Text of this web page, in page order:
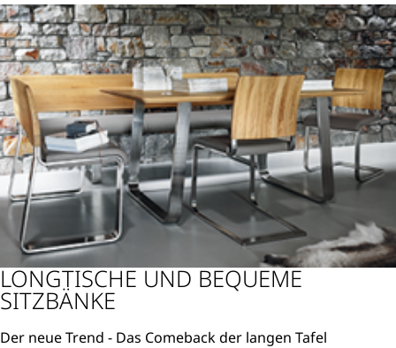
LONGTISCHE UND BEQUEME
SITZBÄNKE
Der neue Trend - Das Comeback der langen Tafel